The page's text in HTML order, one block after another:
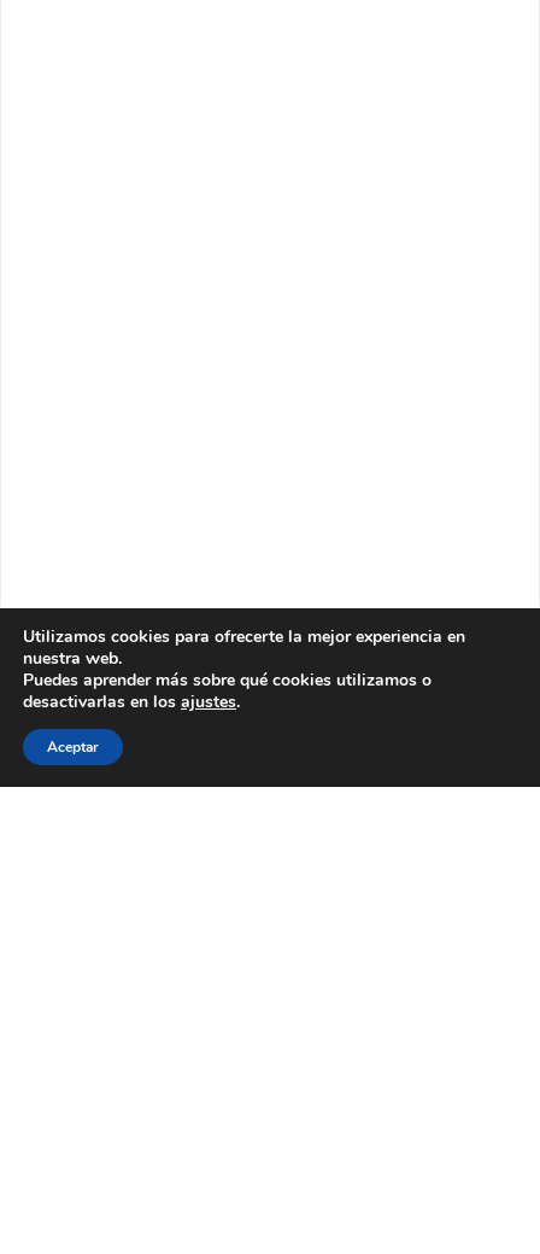
Utilizamos cookies para ofrecerte la mejor experiencia en
nuestra web.
Puedes aprender más sobre qué cookies utilizamos o
desactivarlas en los ajustes.
Aceptar